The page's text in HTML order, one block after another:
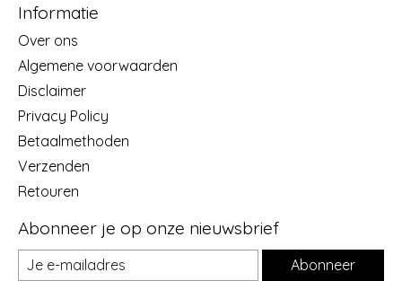
Informatie
Over ons
Algemene voorwaarden
Disclaimer
Privacy Policy
Betaalmethoden
Verzenden
Retouren
Abonneer je op onze nieuwsbrief
Abonneer